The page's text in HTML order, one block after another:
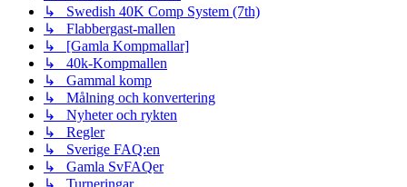
↳ Swedish 40K Comp System (7th)
↳ Flabbergast-mallen
↳ [Gamla Kompmallar]
↳ 40k-Kompmallen
↳ Gammal komp
↳ Målning och konvertering
↳ Nyheter och rykten
↳ Regler
↳ Sverige FAQ:en
↳ Gamla SvFAQer